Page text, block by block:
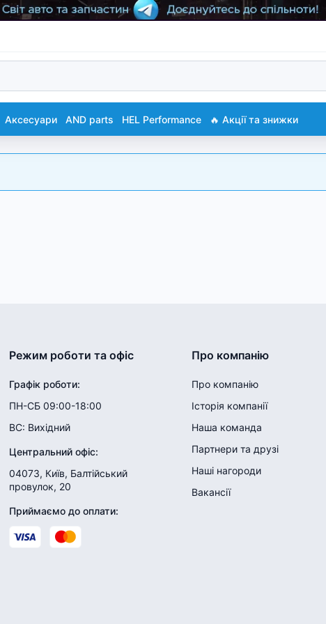
Аксесуари AND parts HEL Performance 🔥 Акції та знижки
Режим роботи та офіс
Графік роботи:
ПН-СБ 09:00-18:00
ВС: Вихідний
Центральний офіс:
04073, Київ, Балтійський
провулок, 20
Приймаємо до оплати:
Про компанію
Про компанію
Історія компанії
Наша команда
Партнери та друзі
Наші нагороди
Вакансії